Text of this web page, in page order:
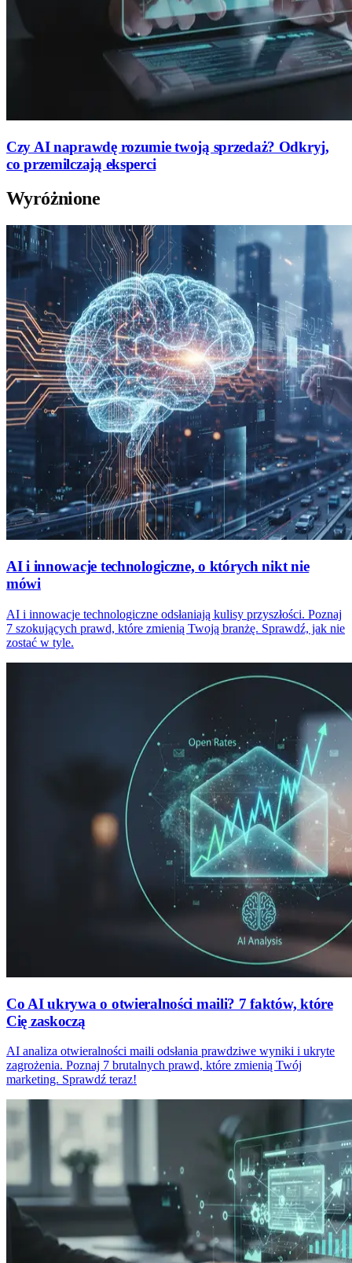
Czy AI naprawdę rozumie twoją sprzedaż? Odkryj,
co przemilczają eksperci
Wyróżnione
AI i innowacje technologiczne, o których nikt nie
mówi
AI i innowacje technologiczne odsłaniają kulisy przyszłości. Poznaj
7 szokujących prawd, które zmienią Twoją branżę. Sprawdź, jak nie
zostać w tyle.
Co AI ukrywa o otwieralności maili? 7 faktów, które
Cię zaskoczą
AI analiza otwieralności maili odsłania prawdziwe wyniki i ukryte
zagrożenia. Poznaj 7 brutalnych prawd, które zmienią Twój
marketing. Sprawdź teraz!